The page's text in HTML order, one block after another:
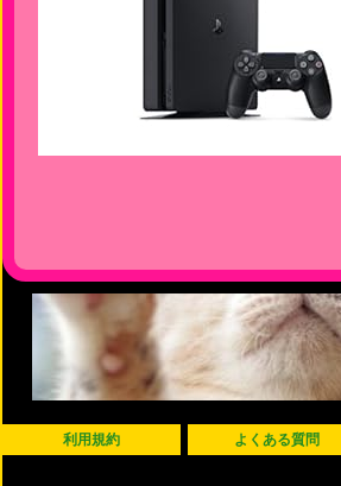
利用規約 よくある質問